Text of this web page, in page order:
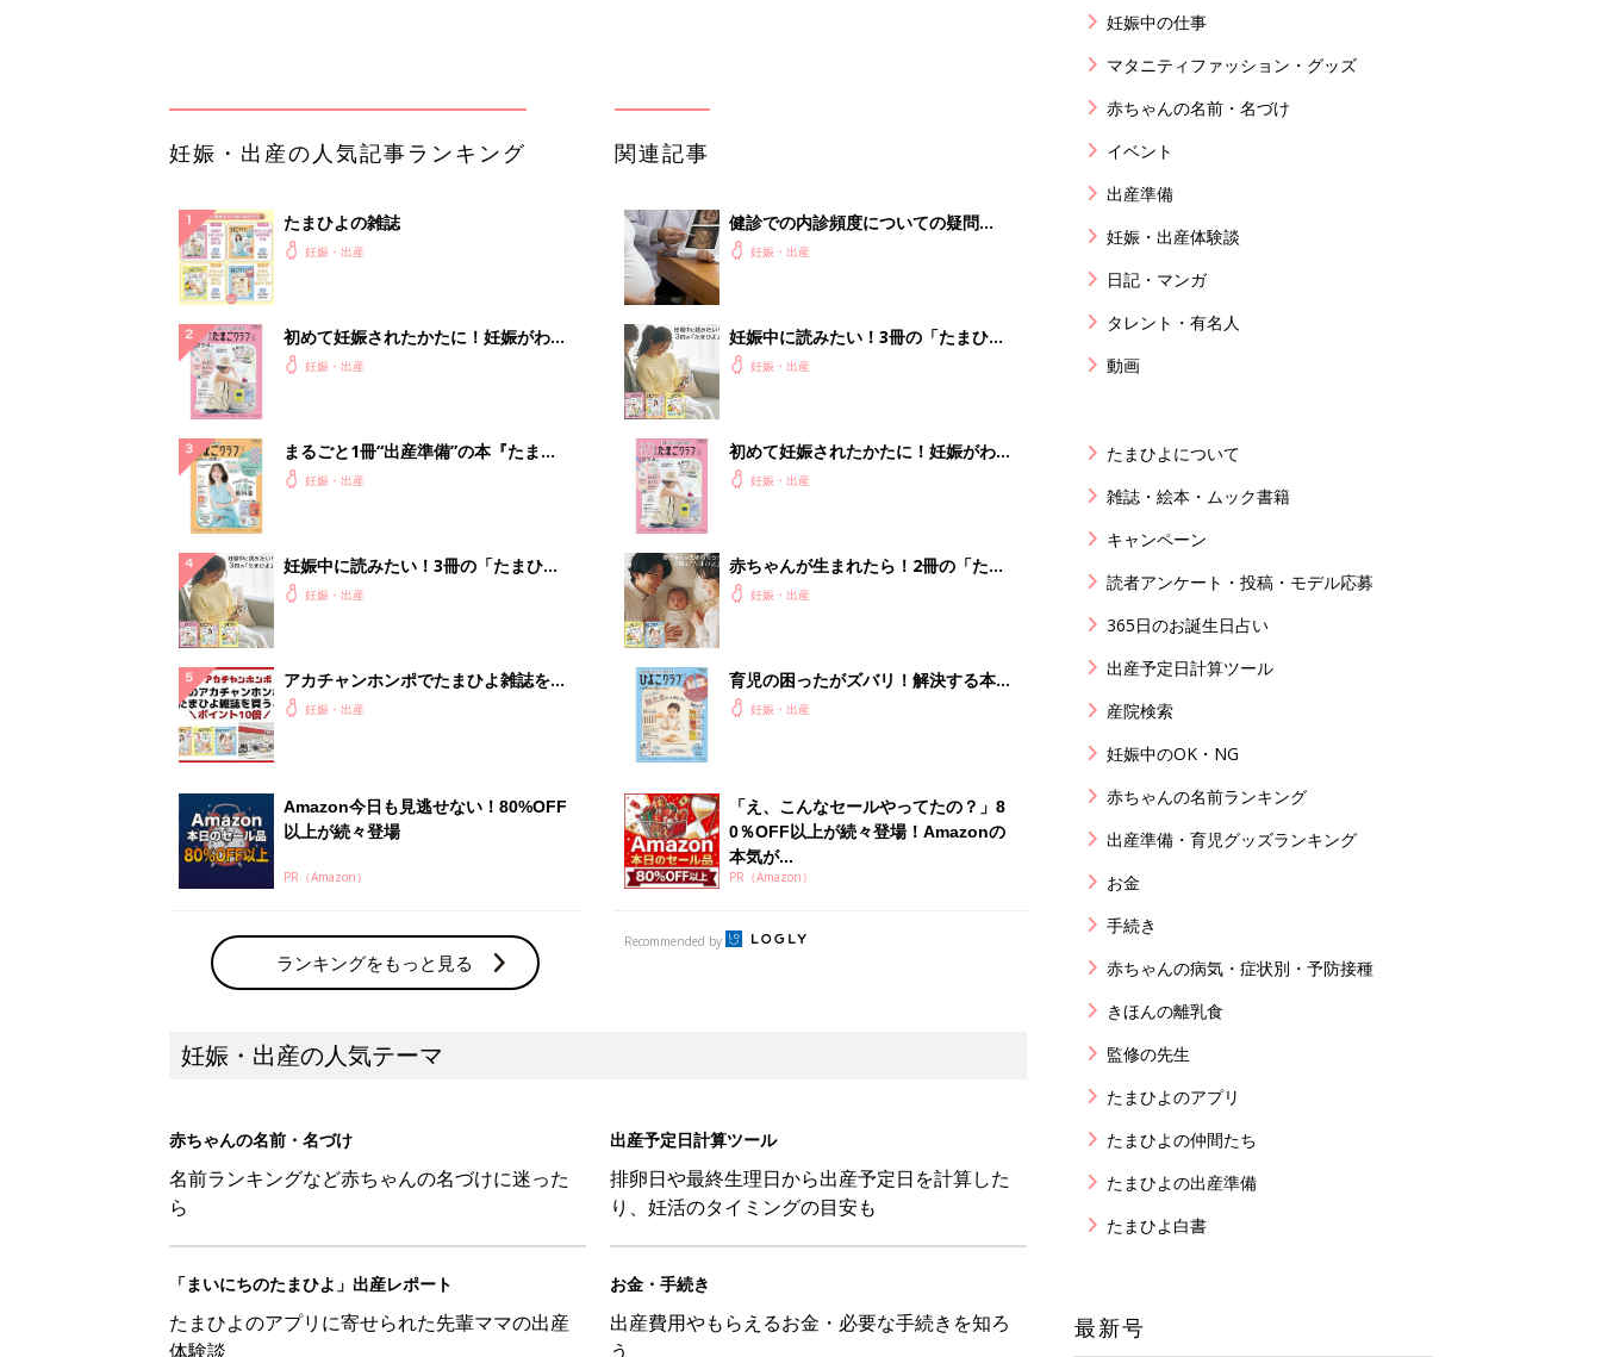
夫婦で予習する 出産の教科書
妊娠中に読みたい！3冊の「たまひ
以上が続々登場
PR（Amazon）
ランキングをもっと見る
になるまで、育児に役立つ情報がいっ
ぱい！
0％OFF以上が続々登場！Amazonの
本気が...
PR（Amazon）
妊娠・出産の人気テーマ
赤ちゃんの名前・名づけ
ら
出産予定日計算ツール
り、妊活のタイミングの目安も
「まいにちのたまひよ」出産レポート
たまひよのアプリに寄せられた先輩ママの出産
体験談
お金・手続き
出産費用やもらえるお金・必要な手続きを知ろ
【梛】を使った名前の漢字の意味と読み、男女別の実例も [赤ちゃんの名づけ・命名]
【徠】を使った名前の漢字の意味と読み、男女別の実例も [赤ちゃんの名づけ・命名]
妊娠・出産
妊娠中の仕事
マタニティファッション・グッズ
赤ちゃんの名前・名づけ
イベント
出産準備
妊娠・出産体験談
日記・マンガ
タレント・有名人
動画
たまひよについて
雑誌・絵本・ムック書籍
キャンペーン
読者アンケート・投稿・モデル応募
365日のお誕生日占い
出産予定日計算ツール
産院検索
妊娠中のOK・NG
赤ちゃんの名前ランキング
出産準備・育児グッズランキング
お金
手続き
赤ちゃんの病気・症状別・予防接種
きほんの離乳食
監修の先生
たまひよのアプリ
たまひよの仲間たち
たまひよの出産準備
たまひよ白書
最新号